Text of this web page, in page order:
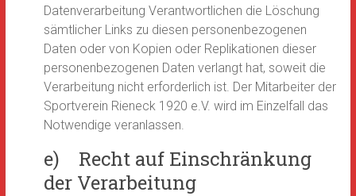
Datenverarbeitung Verantwortlichen die Löschung
sämtlicher Links zu diesen personenbezogenen
Daten oder von Kopien oder Replikationen dieser
personenbezogenen Daten verlangt hat, soweit die
Verarbeitung nicht erforderlich ist. Der Mitarbeiter der
Sportverein Rieneck 1920 e.V. wird im Einzelfall das
Notwendige veranlassen.
e) Recht auf Einschränkung
der Verarbeitung